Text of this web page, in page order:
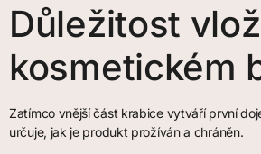
Důležitost
kosmetickém
Zatímco vnější část krabice vytváří první
určuje, jak je produkt prožíván a chráněn.